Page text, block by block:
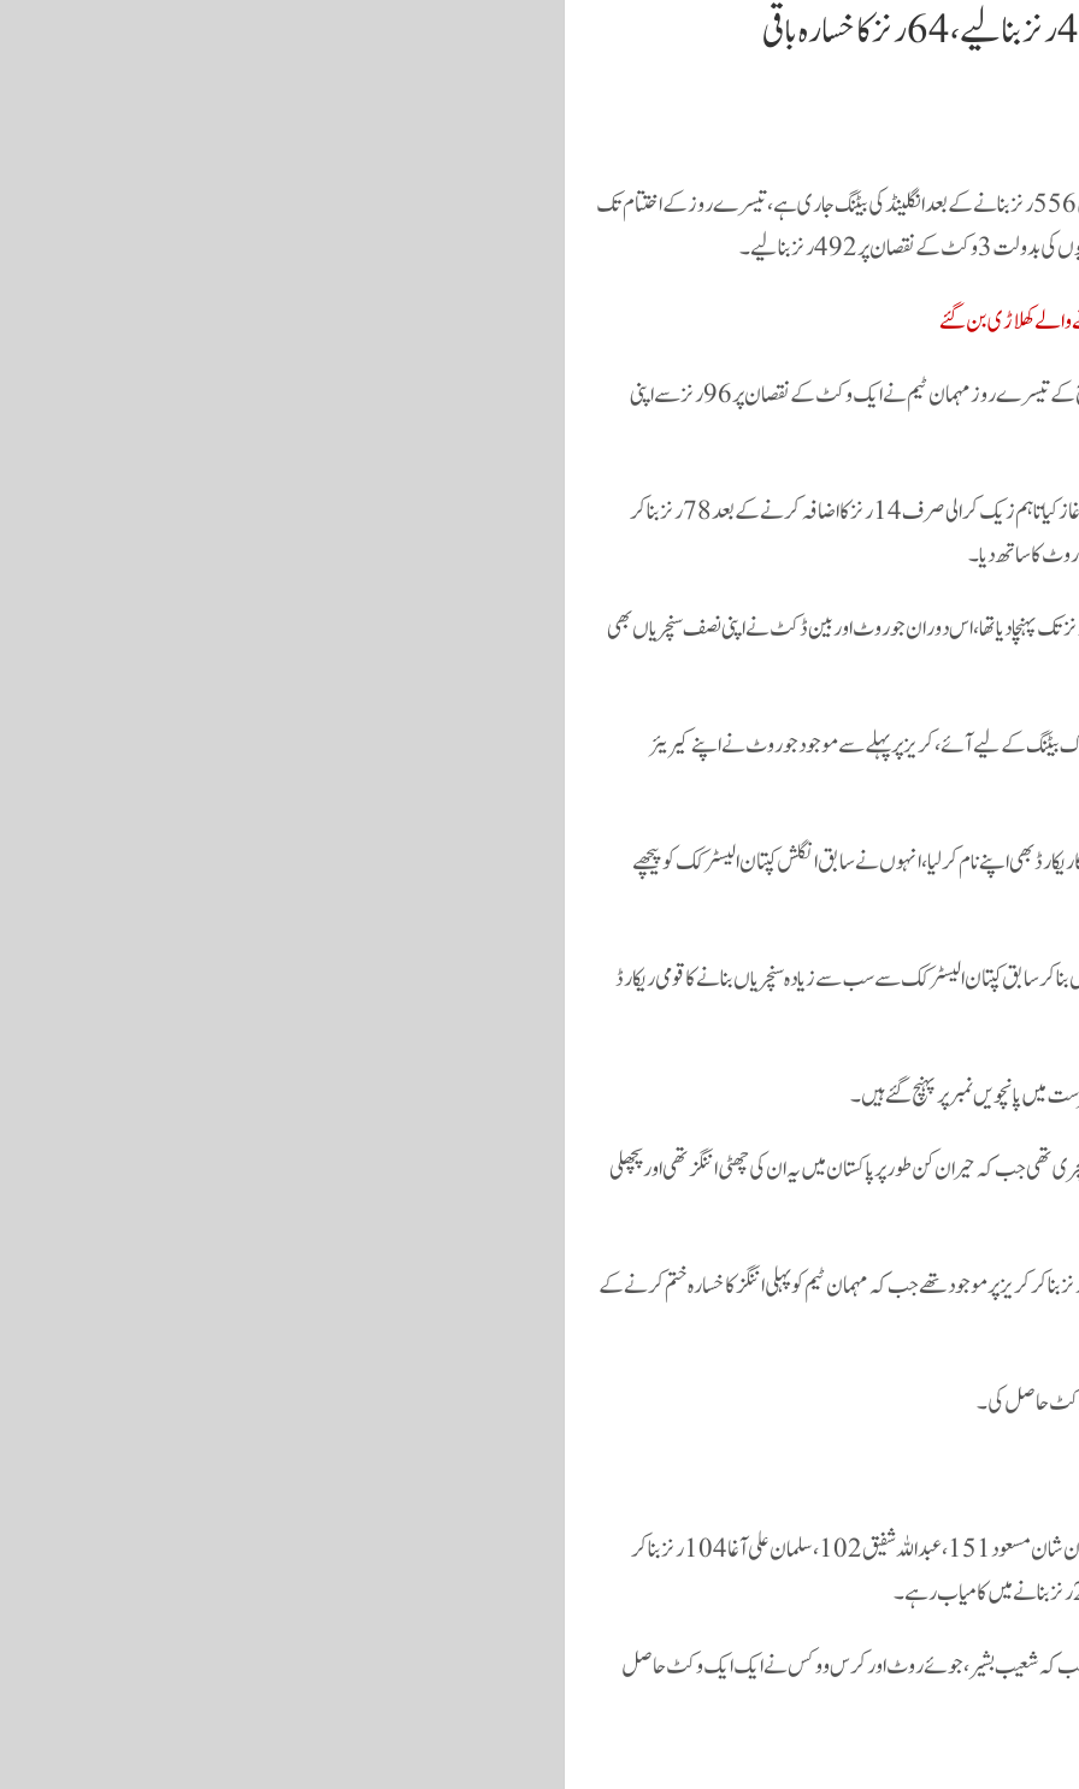
ملتان ٹیسٹ میں پاکستانی ٹیم کی جانب سے پہلی اننگز میں 556 رنز بنانے کے بعد انگلینڈ کی بیٹنگ جاری ہے، تیسرے روز کے اختتام تک
492 رنز بنالیے۔
والے کھلاڑی بن گئے
پاکستان اور انگلینڈ کے درمیان 3 ٹیسٹ میچز پر مشتمل ٹیسٹ سیریز کے پہلے میچ کے تیسرے روز مہمان ٹیم نے ایک وکٹ کے نقصان پر 96 رنز سے اپنی
انگلش بلے باز جو روٹ 32 اور زیک کرالی نے 64 رنز سے اپنی اننگز کا دوبارہ آغاز کیا تاہم زیک کرالی صرف 14 رنز کا اضافہ کرنے کے بعد 78 رنز بناکر
کا ساتھ دیا۔
ٹیم نے کھانے کے وقفے تک مزید کسی نقصان کے اسکور بورڈ کو 230 رنز تک پہنچادیا تھا، اس دوران جو روٹ اور بین ڈکٹ نے اپنی نصف سنچریاں بھی
بروک بیٹنگ کے لیے آئے، کریز پر پہلے سے موجود جو روٹ نے اپنے کیریئر
بھی اپنے نام کرلیا، انہوں نے سابق انگلش کپتان الیسٹر کک کو پیچھے
نے لارڈز کرکٹ گراؤنڈ میں سری لنکا کے خلاف 2 سنچریاں بناکر سابق کپتان الیسٹر کک سے سب سے زیادہ سنچریاں بنانے کا قومی ریکارڈ
پانچویں نمبر پر پہنچ گئے ہیں۔
جب کہ حیران کن طور پر پاکستان میں یہ ان کی چھٹی اننگز تھی اور پچھلی
دن کھیل کا اختتام ہوا تو جو روٹ 176 اور ہیری بروک 141 رنز بنا کر کریز پر موجود تھے جب کہ مہمان ٹیم کو پہلی اننگز کا خسارہ ختم کرنے کے
وکٹ حاصل کی۔
ملتان ٹیسٹ میں ٹاس جیتنے کے بعد پاکستان نے پہلے بیٹنگ کرنے کا فیصلہ کیا، کپتان شان مسعود 151، عبداللہ شفیق 102، سلمان علی آغا 104 رنز بناکر
کی جانب سے جیک لیچ نے 3، گس اٹکنسن، برائیڈن کارس نے 2،2 جب کہ شعیب بشیر، جوئے روٹ اور کرس ووکس نے ایک ایک وکٹ حاصل